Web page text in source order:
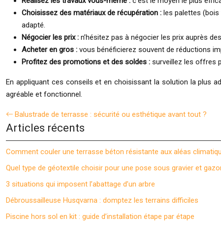
Choisissez des matériaux de récupération : les palettes (bois
adapté.
Négocier les prix : n’hésitez pas à négocier les prix auprès
Acheter en gros : vous bénéficierez souvent de réductions
Profitez des promotions et des soldes : surveillez les offres
En appliquant ces conseils et en choisissant la solution la plus
agréable et fonctionnel.
Balustrade de terrasse : sécurité ou esthétique avant tout ?
Articles récents
Comment couler une terrasse béton résistante aux aléas
Quel type de géotextile choisir pour une pose sous gravier et
3 situations qui imposent l’abattage d’un arbre
Débroussailleuse Husqvarna : domptez les terrains difficiles
Piscine hors sol en kit : guide d’installation étape par étape